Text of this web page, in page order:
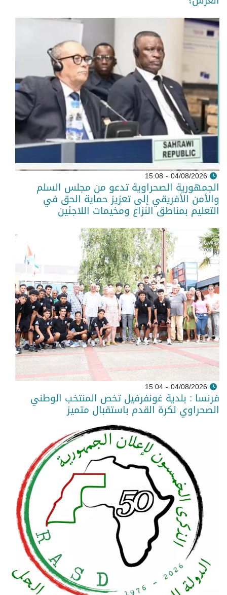
04/08/2026 - 15:08
الجمهورية الصحراوية تدعو من مجلس السلم
والأمن الأفريقي إلى تعزيز حماية الحق في
التعليم بمناطق النزاع ومخيمات اللاجئين
04/08/2026 - 15:04
فرنسا : بلدية غونفرفيل تخص المنتخب الوطني
الصحراوي لكرة القدم باستقبال متميز